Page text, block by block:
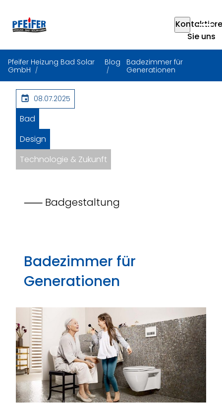
Sie uns
Pfeifer Heizung Bad Solar
GmbH
Blog
Badezimmer für
Generationen
08.07.2025
Bad
Design
Technologie & Zukunft
⸺ Badgestaltung
Badezimmer für
Generationen